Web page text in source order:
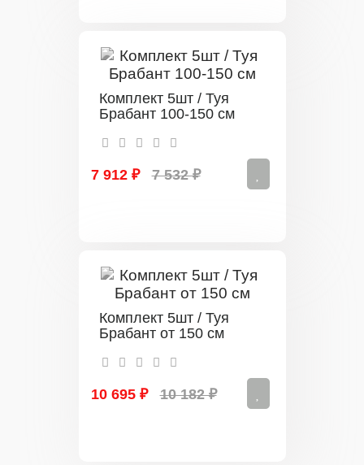
Комплект 5шт / Туя
Брабант 100-150 см
7 912 ₽ 7 532 ₽
Комплект 5шт / Туя
Брабант от 150 см
10 695 ₽ 10 182 ₽